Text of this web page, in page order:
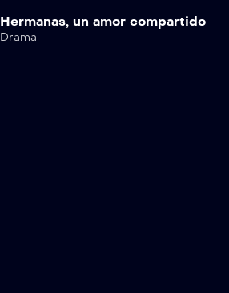
Hermanas, un amor compartido
Drama